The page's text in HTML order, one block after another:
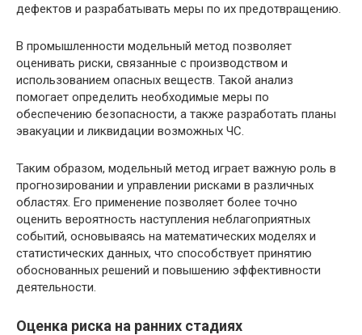
дефектов и разрабатывать меры по их предотвращению.
В промышленности модельный метод позволяет
оценивать риски, связанные с производством и
использованием опасных веществ. Такой анализ
помогает определить необходимые меры по
обеспечению безопасности, а также разработать планы
эвакуации и ликвидации возможных ЧС.
Таким образом, модельный метод играет важную роль в
прогнозировании и управлении рисками в различных
областях. Его применение позволяет более точно
оценить вероятность наступления неблагоприятных
событий, основываясь на математических моделях и
статистических данных, что способствует принятию
обоснованных решений и повышению эффективности
деятельности.
Оценка риска на ранних стадиях